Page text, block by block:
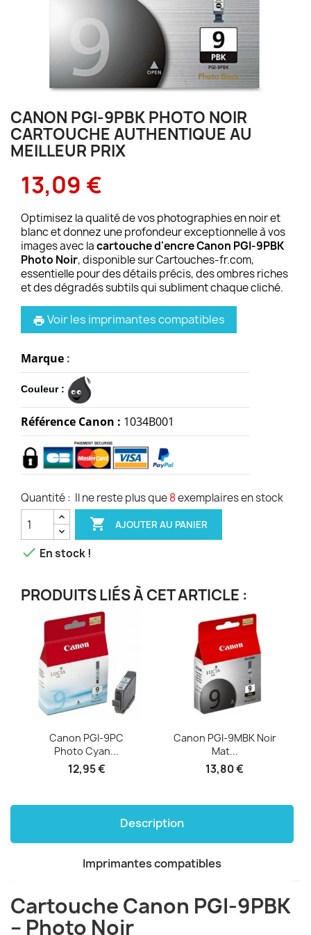
CANON PGI-9PBK PHOTO NOIR
CARTOUCHE AUTHENTIQUE AU
MEILLEUR PRIX
13,09 €
Optimisez la qualité de vos photographies en noir et
blanc et donnez une profondeur exceptionnelle à vos
images avec lacartouche d'encre Canon PGI-9PBK
Photo Noir, disponible sur Cartouches-fr.com,
essentielle pour des détails précis, des ombres riches
et des dégradés subtils qui subliment chaque cliché.
print Voir les imprimantes compatibles
Marque :
Couleur :
Référence Canon : 1034B001
Quantité : Il ne reste plus que8exemplaires en stock
 AJOUTER AU PANIER
 En stock !
PRODUITS LIÉS À CET ARTICLE :
Canon PGI-9PC
Photo Cyan...
12,95 €
Canon PGI-9MBK Noir
Mat...
13,80 €
Description
Imprimantes compatibles
Cartouche Canon PGI-9PBK
– Photo Noir